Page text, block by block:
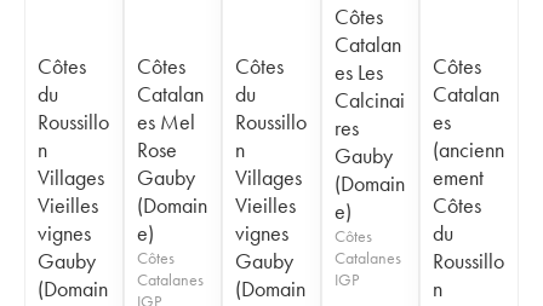
Côtes
du
Roussillo
n
Villages
Vieilles
vignes
Gauby
(Domain
Côtes
Catalan
es Mel
Rose
Gauby
(Domain
e)
Côtes
Catalanes
IGP
Côtes
du
Roussillo
n
Villages
Vieilles
vignes
Gauby
(Domain
Côtes
Catalan
es Les
Calcinai
res
Gauby
(Domain
e)
Côtes
Catalanes
IGP
Côtes
Catalan
es
(ancienn
ement
Côtes
du
Roussillo
n